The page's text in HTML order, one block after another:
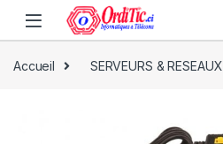
Accueil SERVEURS & RESEAUX